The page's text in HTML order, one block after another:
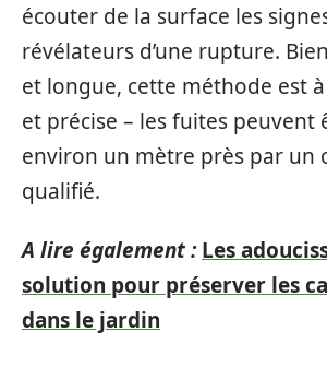
écouter de la surface les
révélateurs d’une rupture.
et longue, cette méthode est
et précise – les fuites peuvent
environ un mètre près par un
qualifié.
A lire également : Les
solution pour préserver les
dans le jardin